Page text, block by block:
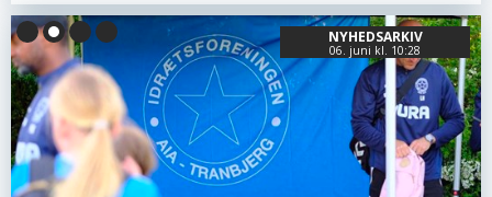
NYHEDSARKIV
06. juni kl. 10:28